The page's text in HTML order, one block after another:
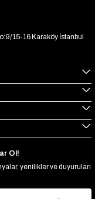
15-16 Karaköy İstanbul
Ol!
yenilikler ve duyuruları